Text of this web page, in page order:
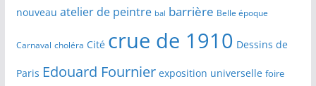
nouveau atelier de peintre bal barrière Belle époque
Carnaval choléra Cité crue de 1910 Dessins de
Paris Edouard Fournier exposition universelle foire